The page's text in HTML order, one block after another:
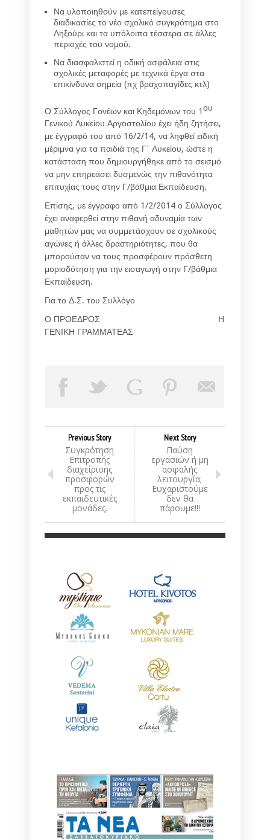
Να υλοποιηθούν με κατεπείγουσες
διαδικασίες το νέο σχολικό συγκρότημα στο
Ληξούρι και τα υπόλοιπα τέσσερα σε άλλες
περιοχές του νομού.
Να διασφαλιστεί η οδική ασφάλεια στις
σχολικές μεταφορές με τεχνικά έργα στα
επικίνδυνα σημεία (πχ βραχοπαγίδες κτλ)
Ο Σύλλογος Γονέων και Κηδεμόνων του 1ου
Γενικού Λυκείου Αργοστολίου έχει ήδη ζητήσει,
με έγγραφό του από 16/2/14, να ληφθεί ειδική
μέριμνα για τα παιδιά της Γ΄ Λυκείου, ώστε η
κατάσταση που δημιουργήθηκε από το σεισμό
να μην επηρεάσει δυσμενώς την πιθανότητα
επιτυχίας τους στην Γ/βάθμια Εκπαίδευση.
Επίσης, με έγγραφο από 1/2/2014 ο Σύλλογος
έχει αναφερθεί στην πιθανή αδυναμία των
μαθητών μας να συμμετάσχουν σε σχολικούς
αγώνες ή άλλες δραστηριότητες, που θα
μπορούσαν να τους προσφέρουν πρόσθετη
μοριοδότηση για την εισαγωγή στην Γ/βάθμια
Εκπαίδευση.
Για το Δ.Σ. του Συλλόγο
Ο ΠΡΟΕΔΡΟΣ Η
ΓΕΝΙΚΗ ΓΡΑΜΜΑΤΕΑΣ
Previous Story
Συγκρότηση
Επιτροπής
διαχείρισης
προσφορών
προς τις
εκπαιδευτικές
μονάδες.
Next Story
Παύση
εργασιών ή μη
ασφαλής
λειτουργία;
Ευχαριστούμε
δεν θα
πάρουμε!!!